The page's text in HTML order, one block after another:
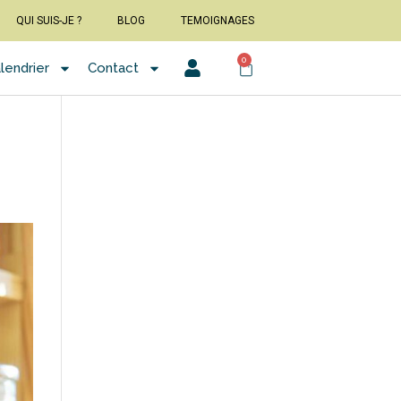
QUI SUIS-JE ? BLOG TEMOIGNAGES
Contact
0